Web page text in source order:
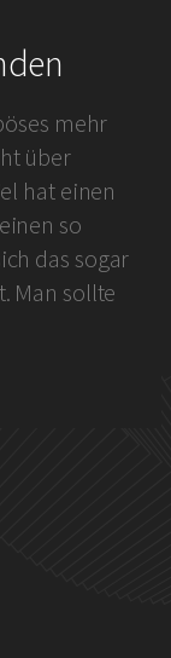
mehr
über
hat einen
so
das sogar
Man sollte